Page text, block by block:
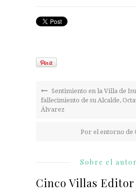
Sentimiento en la Villa de
fallecimiento de su Alcalde,
Álvarez
Por el entorno de
Sobre el autor
Cinco Villas Editor